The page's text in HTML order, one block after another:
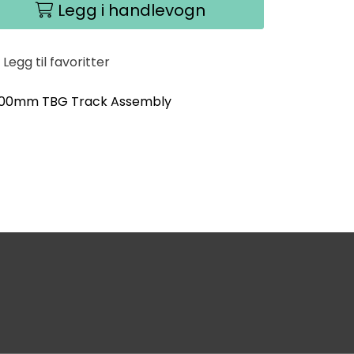
Legg i handlevogn
Legg til favoritter
TBG Track Assembly